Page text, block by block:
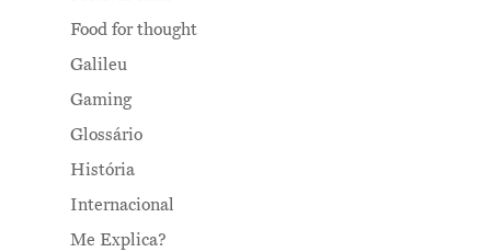
Food for thought
Galileu
Gaming
Glossário
História
Internacional
Me Explica?